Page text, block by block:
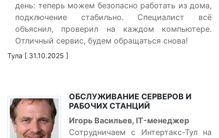
день: теперь можем безопасно работать из дома,
подключение стабильно. Специалист всё
объяснил, проверил на каждом компьютере.
Отличный сервис, будем обращаться снова!
Тула [ 31.10.2025 ]
ОБСЛУЖИВАНИЕ СЕРВЕРОВ И
РАБОЧИХ СТАНЦИЙ
Игорь Васильев, IT-менеджер
Сотрудничаем с Интертакс-Тул на